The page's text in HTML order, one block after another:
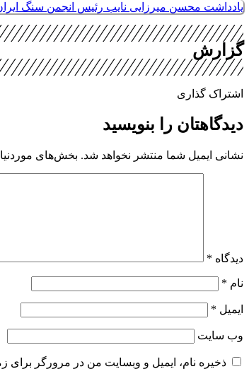
یادداشت محسن میرزایی نایب رئیس انجمن سنگ
گزارش
اشتراک گذاری
دیدگاهتان را بنویسید
نشانی ایمیل شما منتشر نخواهد شد. بخش‌های
دیدگاه *
نام *
ایمیل *
وب‌ سایت
ذخیره نام، ایمیل و وبسایت من در مرورگر برای